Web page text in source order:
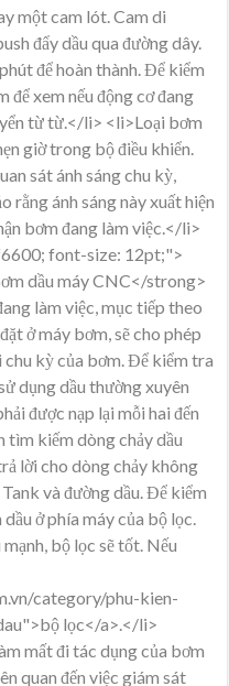
một cam lót. Cam di
đẩy dầu qua đường dây.
để hoàn thành. Để kiểm
để xem nếu động cơ đang
từ từ.</li> <li>Loại bơm
giờ trong bộ điều khiển.
sát ánh sáng chu kỳ,
rằng ánh sáng này xuất hiện
bơm đang làm việc.</li>
font-size: 12pt;">
dầu máy CNC</strong>
làm việc, mục tiếp theo
ở máy bơm, sẽ cho phép
chu kỳ của bơm. Để kiểm tra
dụng dầu thường xuyên
được nạp lại mỗi hai đến
tìm kiếm dòng chảy dầu
lời cho dòng chảy không
và đường dầu. Để kiểm
ở phía máy của bộ lọc.
bộ lọc sẽ tốt. Nếu
category/phu-kien-
lọc</a>.</li>
mất đi tác dụng của bơm
quan đến việc giám sát